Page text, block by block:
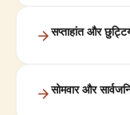
सप्ताहांत और
सोमवार और